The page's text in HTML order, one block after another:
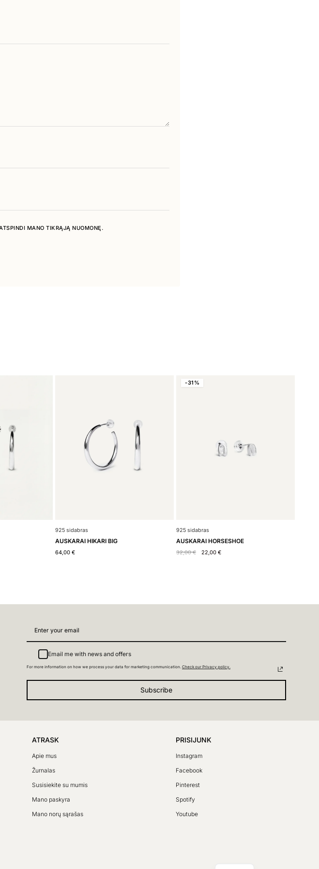
MANO TIKRĄJĄ NUOMONĘ.
925 sidabras
AUSKARAI HIKARI BIG
64,00€
-31%
925 sidabras
AUSKARAI HORSESHOE
32,00€ 22,00€
Email me with news and offers
For more information on how we process your data for marketing communication. Check our Privacy policy.
Subscribe
ATRASK
Apie mus
Žurnalas
Susisiekite su mumis
Mano paskyra
Mano norų sąrašas
PRISIJUNK
Instagram
Facebook
Pinterest
Spotify
Youtube